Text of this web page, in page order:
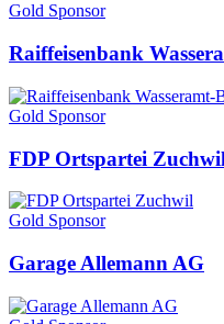
Gold Sponsor
Raiffeisenbank
Gold Sponsor
FDP Ortspartei Zuchwil
Gold Sponsor
Garage Allemann AG